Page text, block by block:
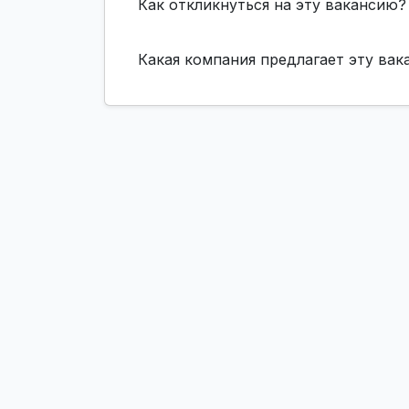
Как откликнуться на эту вакансию?
Какая компания предлагает эту